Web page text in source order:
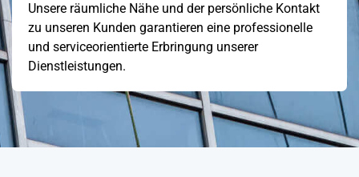
Unsere räumliche Nähe und der persönliche Kontakt
zu unseren Kunden garantieren eine professionelle
und serviceorientierte Erbringung unserer
Dienstleistungen.